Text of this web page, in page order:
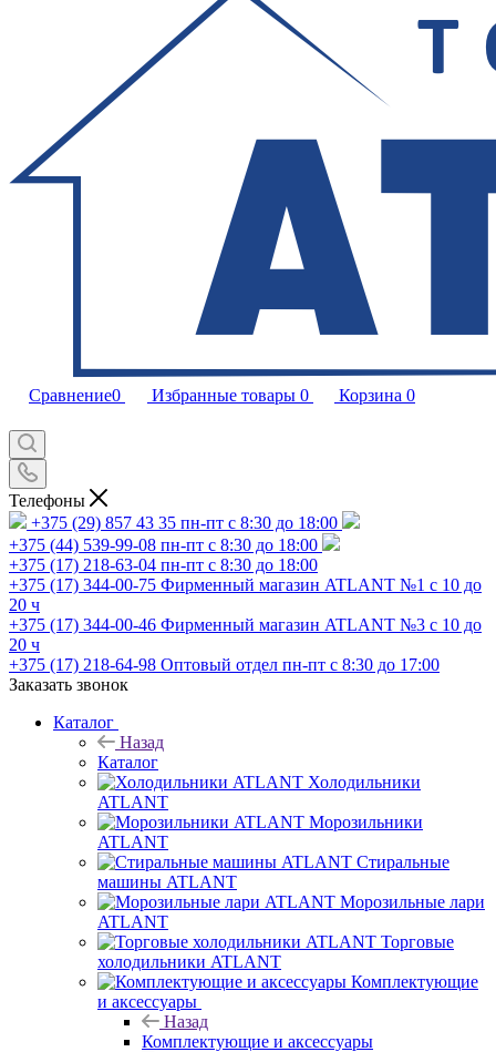
Сравнение0 Избранные товары 0 Корзина 0
Телефоны
+375 (29) 857 43 35 пн-пт с 8:30 до 18:00
+375 (44) 539-99-08 пн-пт с 8:30 до 18:00
+375 (17) 218-63-04 пн-пт с 8:30 до 18:00
+375 (17) 344-00-75 Фирменный магазин ATLANT №1 с 10 до
20 ч
+375 (17) 344-00-46 Фирменный магазин ATLANT №3 с 10 до
20 ч
+375 (17) 218-64-98 Оптовый отдел пн-пт с 8:30 до 17:00
Заказать звонок
Каталог
Назад
Каталог
Холодильники
ATLANT
Морозильники
ATLANT
Стиральные
машины ATLANT
Морозильные лари
ATLANT
Торговые
холодильники ATLANT
Комплектующие
и аксессуары
Назад
Комплектующие и аксессуары